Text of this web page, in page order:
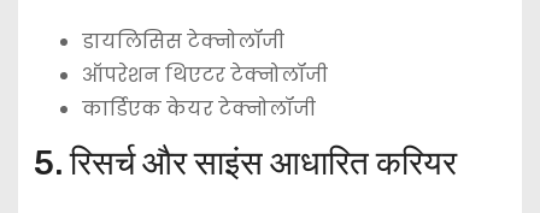
डायलिसिस टेक्नोलॉजी
ऑपरेशन थिएटर टेक्नोलॉजी
कार्डिएक केयर टेक्नोलॉजी
5. रिसर्च और साइंस आधारित करियर